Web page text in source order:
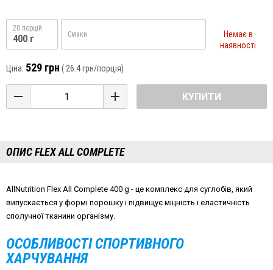
20 порцій
400 г Смаки
Немає в
наявності
Ціна: 529 грн ( 26.4 грн/порція)
КУПИТИ
ОПИС FLEX ALL COMPLETE
AllNutrition Flex All Complete 400 g - це комплекс для суглобів, який
випускається у формі порошку і підвищує міцність і еластичність
сполучної тканини організму.
ОСОБЛИВОСТІ СПОРТИВНОГО
ХАРЧУВАННЯ